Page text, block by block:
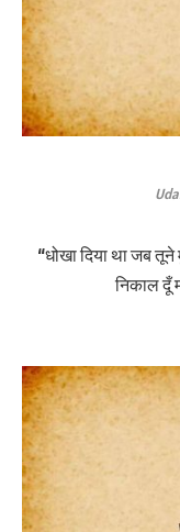
“धोखा दिया था जब
निकाल दूँ